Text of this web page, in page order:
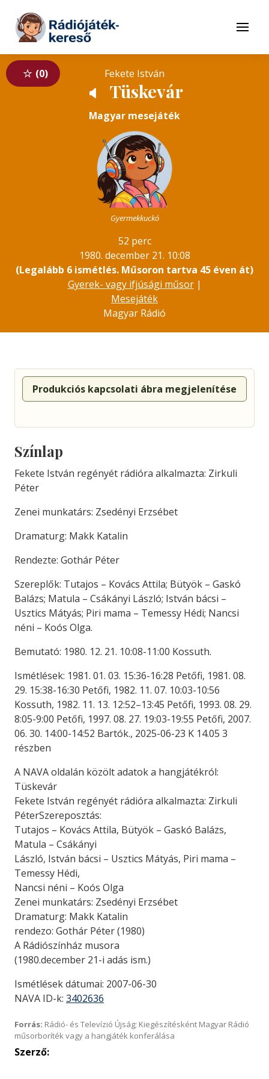
Tovább a tartalomhoz
Menü
0 Fekete István
🔈 Tüskevár
Magyar mesejáték
Gyermekkuckó
52 perc
1980. december 21. 10:08
(Legalább 6 ismétlés. Műsoron tartva 45 éven át)
Gyerek- vagy ifjúsági műsor|
Mesejáték
Magyar Rádió
Produkciós kapcsolati ábra megjelenítése
Színlap
Fekete István regényét rádióra alkalmazta: Zirkuli
Péter
Zenei munkatárs: Zsedényi Erzsébet
Dramaturg: Makk Katalin
Rendezte: Gothár Péter
Szereplők: Tutajos – Kovács Attila; Bütyök – Gaskó
Balázs; Matula – Csákányi László; István bácsi –
Usztics Mátyás; Piri mama – Temessy Hédi; Nancsi
néni – Koós Olga.
Bemutató: 1980. 12. 21. 10:08-11:00 Kossuth.
Ismétlések: 1981. 01. 03. 15:36-16:28 Petőfi, 1981. 08.
29. 15:38-16:30 Petőfi, 1982. 11. 07. 10:03-10:56
Kossuth, 1982. 11. 13. 12:52–13:45 Petőfi, 1993. 08. 29.
8:05-9:00 Petőfi, 1997. 08. 27. 19:03-19:55 Petőfi, 2007.
06. 30. 14:00-14:52 Bartók., 2025-06-23 K 14.05 3
részben
A NAVA oldalán közölt adatok a hangjátékról:
Tüskevár
Fekete István regényét rádióra alkalmazta: Zirkuli
PéterSzereposztás:
Tutajos – Kovács Attila, Bütyök – Gaskó Balázs,
Matula – Csákányi
László, István bácsi – Usztics Mátyás, Piri mama –
Temessy Hédi,
Nancsi néni – Koós Olga
Zenei munkatárs: Zsedényi Erzsébet
Dramaturg: Makk Katalin
rendezo: Gothár Péter (1980)
A Rádiószínház musora
(1980.december 21-i adás ism.)
Ismétlések dátumai: 2007-06-30
NAVA ID-k: 3402636
Forrás: Rádió- és Televízió Újság; Kiegészítésként Magyar Rádió
műsorboríték vagy a hangjáték konferálása
Szerző: